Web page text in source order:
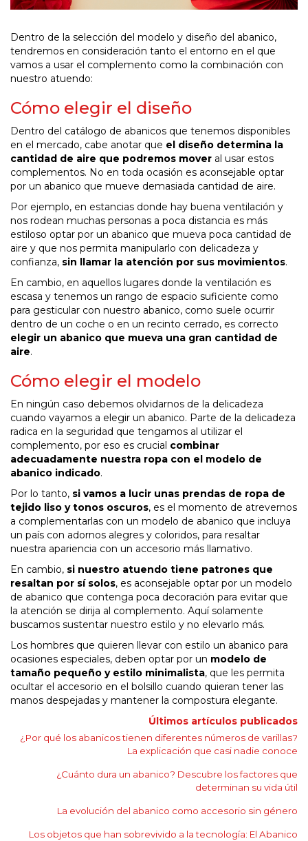
Dentro de la selección del modelo y diseño del abanico,
tendremos en consideración tanto el entorno en el que
vamos a usar el complemento como la combinación con
nuestro atuendo:
Cómo elegir el diseño
Dentro del catálogo de abanicos que tenemos disponibles
en el mercado, cabe anotar que el diseño determina la
cantidad de aire que podremos mover al usar estos
complementos. No en toda ocasión es aconsejable optar
por un abanico que mueve demasiada cantidad de aire.
Por ejemplo, en estancias donde hay buena ventilación y
nos rodean muchas personas a poca distancia es más
estiloso optar por un abanico que mueva poca cantidad de
aire y que nos permita manipularlo con delicadeza y
confianza, sin llamar la atención por sus movimientos.
En cambio, en aquellos lugares donde la ventilación es
escasa y tenemos un rango de espacio suficiente como
para gesticular con nuestro abanico, como suele ocurrir
dentro de un coche o en un recinto cerrado, es correcto
elegir un abanico que mueva una gran cantidad de
aire.
Cómo elegir el modelo
En ningún caso debemos olvidarnos de la delicadeza
cuando vayamos a elegir un abanico. Parte de la delicadeza
radica en la seguridad que tengamos al utilizar el
complemento, por eso es crucial combinar
adecuadamente nuestra ropa con el modelo de
abanico indicado.
Por lo tanto, si vamos a lucir unas prendas de ropa de
tejido liso y tonos oscuros, es el momento de atrevernos
a complementarlas con un modelo de abanico que incluya
un país con adornos alegres y coloridos, para resaltar
nuestra apariencia con un accesorio más llamativo.
En cambio, si nuestro atuendo tiene patrones que
resaltan por sí solos, es aconsejable optar por un modelo
de abanico que contenga poca decoración para evitar que
la atención se dirija al complemento. Aquí solamente
buscamos sustentar nuestro estilo y no elevarlo más.
Los hombres que quieren llevar con estilo un abanico para
ocasiones especiales, deben optar por un modelo de
tamaño pequeño y estilo minimalista, que les permita
ocultar el accesorio en el bolsillo cuando quieran tener las
manos despejadas y mantener la compostura elegante.
Últimos artículos publicados
¿Por qué los abanicos tienen diferentes números de varillas?
La explicación que casi nadie conoce
¿Cuánto dura un abanico? Descubre los factores que
determinan su vida útil
La evolución del abanico como accesorio sin género
Los objetos que han sobrevivido a la tecnología: El Abanico